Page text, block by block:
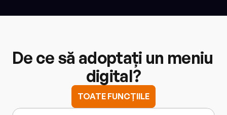
De ce să adoptați un meniu
digital?
TOATE FUNCȚIILE